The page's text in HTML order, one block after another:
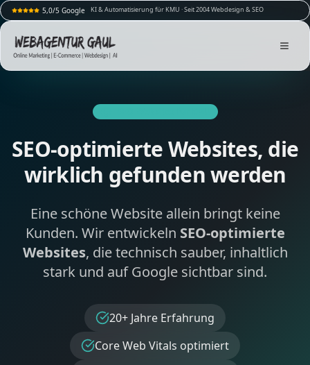
5,0/5 Google KI & Automatisierung für KMU · Seit 2004 Webdesign & SEO
SEO-optimierte Websites, die
wirklich gefunden werden
Eine schöne Website allein bringt keine
Kunden. Wir entwickeln SEO-optimierte
Websites, die technisch sauber, inhaltlich
stark und auf Google sichtbar sind.
20+ Jahre Erfahrung
Core Web Vitals optimiert